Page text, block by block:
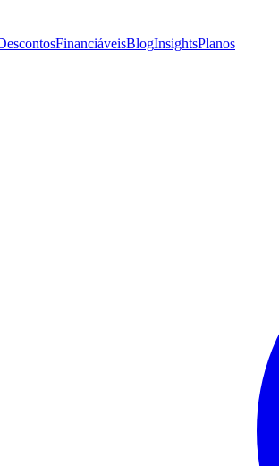
FinanciáveisBlogInsightsPlanos